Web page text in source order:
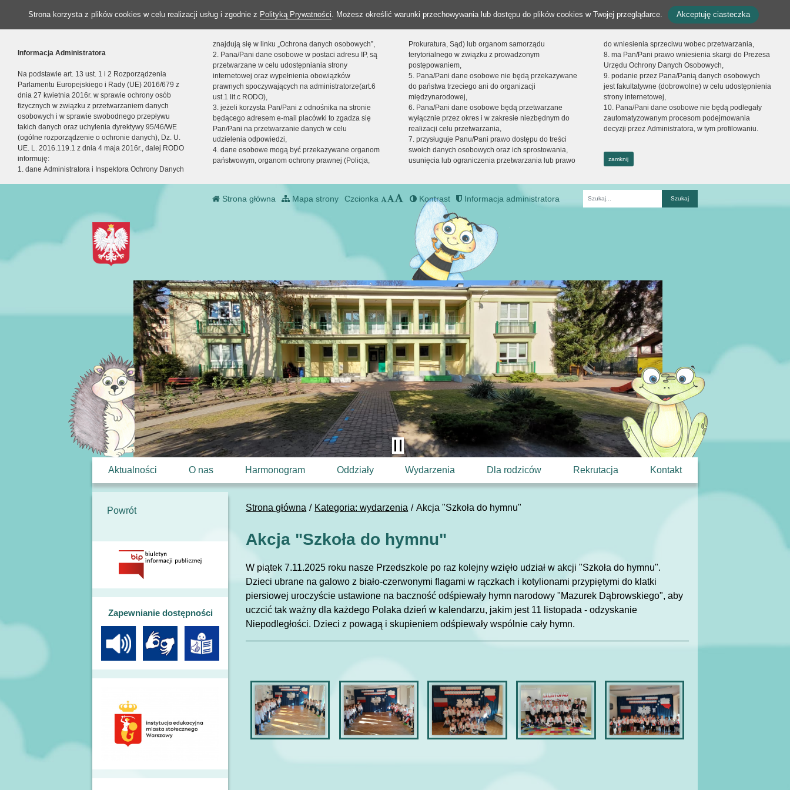
Strona korzysta z plików cookies w celu realizacji usług i zgodnie z Polityką Prywatności. Możesz określić warunki przechowywania lub dostępu do plików cookies w Twojej przeglądarce. Akceptuję ciasteczka
Informacja Administratora
Na podstawie art. 13 ust. 1 i 2 Rozporządzenia
Parlamentu Europejskiego i Rady (UE) 2016/679 z
dnia 27 kwietnia 2016r. w sprawie ochrony osób
fizycznych w związku z przetwarzaniem danych
osobowych i w sprawie swobodnego przepływu
takich danych oraz uchylenia dyrektywy 95/46/WE
(ogólne rozporządzenie o ochronie danych), Dz. U.
UE. L. 2016.119.1 z dnia 4 maja 2016r., dalej RODO
informuję:
1. dane Administratora i Inspektora Ochrony Danych
znajdują się w linku „Ochrona danych osobowych”,
2. Pana/Pani dane osobowe w postaci adresu IP, są
przetwarzane w celu udostępniania strony
internetowej oraz wypełnienia obowiązków
prawnych spoczywających na administratorze(art.6
ust.1 lit.c RODO),
3. jeżeli korzysta Pan/Pani z odnośnika na stronie
będącego adresem e-mail placówki to zgadza się
Pan/Pani na przetwarzanie danych w celu
udzielenia odpowiedzi,
4. dane osobowe mogą być przekazywane organom
państwowym, organom ochrony prawnej (Policja,
Prokuratura, Sąd) lub organom samorządu
terytorialnego w związku z prowadzonym
postępowaniem,
5. Pana/Pani dane osobowe nie będą przekazywane
do państwa trzeciego ani do organizacji
międzynarodowej,
6. Pana/Pani dane osobowe będą przetwarzane
wyłącznie przez okres i w zakresie niezbędnym do
realizacji celu przetwarzania,
7. przysługuje Panu/Pani prawo dostępu do treści
swoich danych osobowych oraz ich sprostowania,
usunięcia lub ograniczenia przetwarzania lub prawo
do wniesienia sprzeciwu wobec przetwarzania,
8. ma Pan/Pani prawo wniesienia skargi do Prezesa
Urzędu Ochrony Danych Osobowych,
9. podanie przez Pana/Panią danych osobowych
jest fakultatywne (dobrowolne) w celu udostępnienia
strony internetowej,
10. Pana/Pani dane osobowe nie będą podlegały
zautomatyzowanym procesom podejmowania
decyzji przez Administratora, w tym profilowaniu.
zamknij
Strona główna Mapa strony Czcionka Kontrast Informacja administratora
Fraza
Aktualności O nas Harmonogram Oddziały Wydarzenia Dla rodziców Rekrutacja Kontakt
Strona główna Kategoria: wydarzenia Akcja "Szkoła do hymnu"
Akcja "Szkoła do hymnu"
W piątek 7.11.2025 roku nasze Przedszkole po raz kolejny wzięło udział w akcji "Szkoła do hymnu".
Dzieci ubrane na galowo z biało-czerwonymi flagami w rączkach i kotylionami przypiętymi do klatki
piersiowej uroczyście ustawione na baczność odśpiewały hymn narodowy "Mazurek Dąbrowskiego", aby
uczcić tak ważny dla każdego Polaka dzień w kalendarzu, jakim jest 11 listopada - odzyskanie
Niepodległości. Dzieci z powagą i skupieniem odśpiewały wspólnie cały hymn.
Powrót
Zapewnianie dostępności